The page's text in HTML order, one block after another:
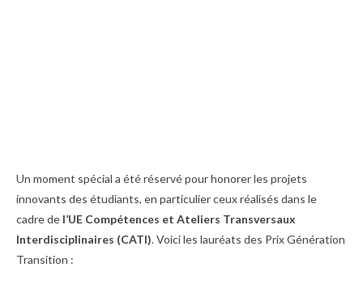
Un moment spécial a été réservé pour honorer les projets
innovants des étudiants, en particulier ceux réalisés dans le
cadre de l’UE Compétences et Ateliers Transversaux
Interdisciplinaires (CATI). Voici les lauréats des Prix Génération
Transition :